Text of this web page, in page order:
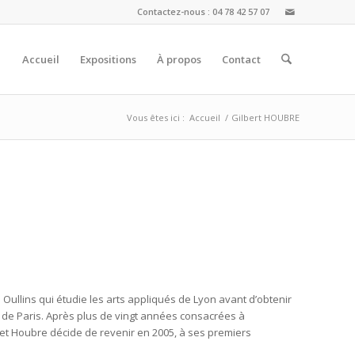
Contactez-nous : 04 78 42 57 07
Accueil Expositions À propos Contact
Vous êtes ici : Accueil / Gilbert HOUBRE
qui étudie les arts appliqués de Lyon avant d’obtenir
Paris. Après plus de vingt années consacrées à
Houbre décide de revenir en 2005, à ses premiers